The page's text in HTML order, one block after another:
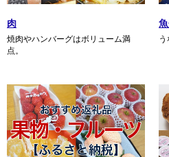
肉
焼肉やハンバーグはボリューム満
点。